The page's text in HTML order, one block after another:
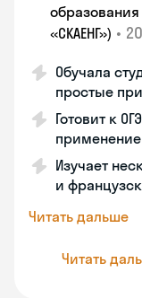
образования
«СКАЕНГ») •
Обучала
простые
Готовит к
применение
Изучает
и
Читать дальше
Читать